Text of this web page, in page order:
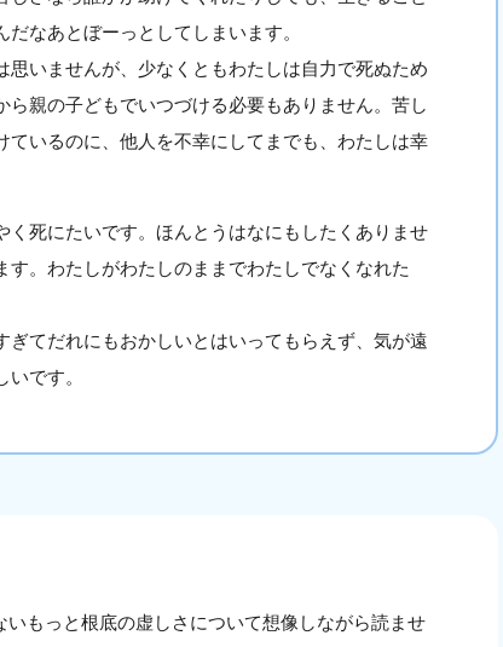
なあとぼーっとしてしまいます。
いませんが、少なくともわたしは自力で死ぬため
親の子どもでいつづける必要もありません。苦し
いるのに、他人を不幸にしてまでも、わたしは幸
死にたいです。ほんとうはなにもしたくありませ
。わたしがわたしのままでわたしでなくなれた
てだれにもおかしいとはいってもらえず、気が遠
です。
もっと根底の虚しさについて想像しながら読ませ